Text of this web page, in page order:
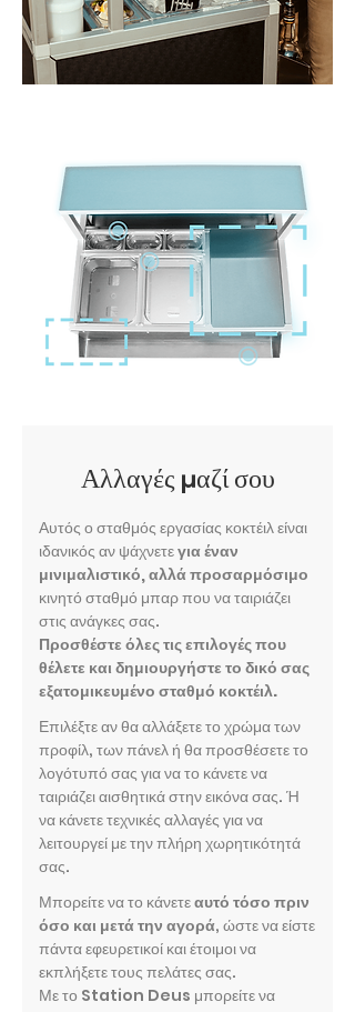
Αλλαγές μαζί σου
Αυτός ο σταθμός εργασίας κοκτέιλ είναι
ιδανικός αν ψάχνετεγια έναν
μινιμαλιστικό, αλλά προσαρμόσιμο
κινητό σταθμό μπαρ που να ταιριάζει
στις ανάγκες σας.
Προσθέστε όλες τις επιλογές που
θέλετε και δημιουργήστε το δικό σας
εξατομικευμένο σταθμό κοκτέιλ.
Επιλέξτε αν θα αλλάξετε το χρώμα των
προφίλ, των πάνελ ή θα προσθέσετε το
λογότυπό σας για να το κάνετε να
ταιριάζει αισθητικά στην εικόνα σας. Ή
να κάνετε τεχνικές αλλαγές για να
λειτουργεί με την πλήρη χωρητικότητά
σας.
Μπορείτε να το κάνετεαυτό τόσο πριν
όσο και μετά την αγορά, ώστε να είστε
πάντα εφευρετικοί και έτοιμοι να
εκπλήξετε τους πελάτες σας.
Με το Station Deus μπορείτε να